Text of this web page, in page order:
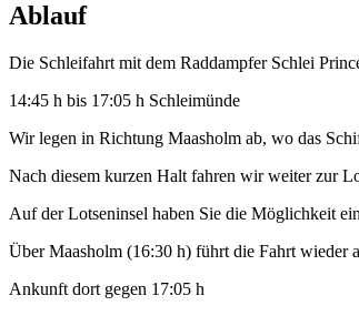
Ablauf
Die Schleifahrt mit dem Raddampfer Schlei
14:45 h bis 17:05 h Schleimünde
Wir legen in Richtung Maasholm ab, wo das
Nach diesem kurzen Halt fahren wir weiter zur
Auf der Lotseninsel haben Sie die Möglichkeit
Über Maasholm (16:30 h) führt die Fahrt wieder
Ankunft dort gegen 17:05 h